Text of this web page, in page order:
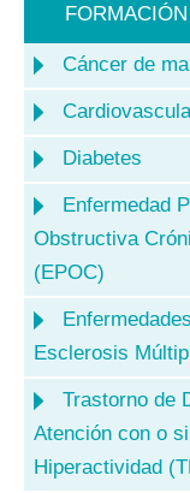
FORMACIÓN
Cáncer de
Diabetes
Enfermedad
Obstructiva
(EPOC)
Esclerosis
Trastorno de
Atención con o
Hiperactividad